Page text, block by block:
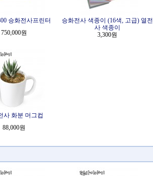
승화전사프린터
750,000원
승화전사 색종이 (16색, 고급) 열전
사 색종이
3,300원
사 화분 머그컵
88,000원